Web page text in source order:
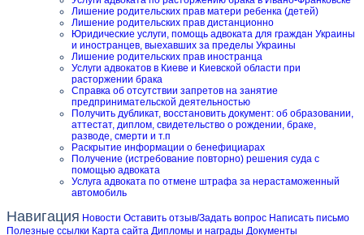
Лишение родительских прав матери ребенка (детей)
Лишение родительских прав дистанционно
Юридические услуги, помощь адвоката для граждан Украины
и иностранцев, выехавших за пределы Украины
Лишение родительских прав иностранца
Услуги адвокатов в Киеве и Киевской области при
расторжении брака
Справка об отсутствии запретов на занятие
предпринимательской деятельностью
Получить дубликат, восстановить документ: об образовании,
аттестат, диплом, свидетельство о рождении, браке,
разводе, смерти и т.п
Раскрытие информации о бенефициарах
Получение (истребование повторно) решения суда с
помощью адвоката
Услуга адвоката по отмене штрафа за нерастаможенный
автомобиль
Навигация Новости Оставить отзыв/Задать вопрос Написать письмо
Полезные ссылки Карта сайта Дипломы и награды Документы